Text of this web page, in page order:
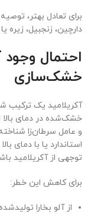
برای تعادل بهتر،
دارچین، زنجبیل،
احتمال وجود
خشک‌سازی
آکریلامید یک ترکیب
خشک‌شده در دمای بالا
و عامل سرطان‌زا
استاندارد یا با دمای
توجهی از آکریلامید
برای کاهش این خطر:
از آلو بخارا